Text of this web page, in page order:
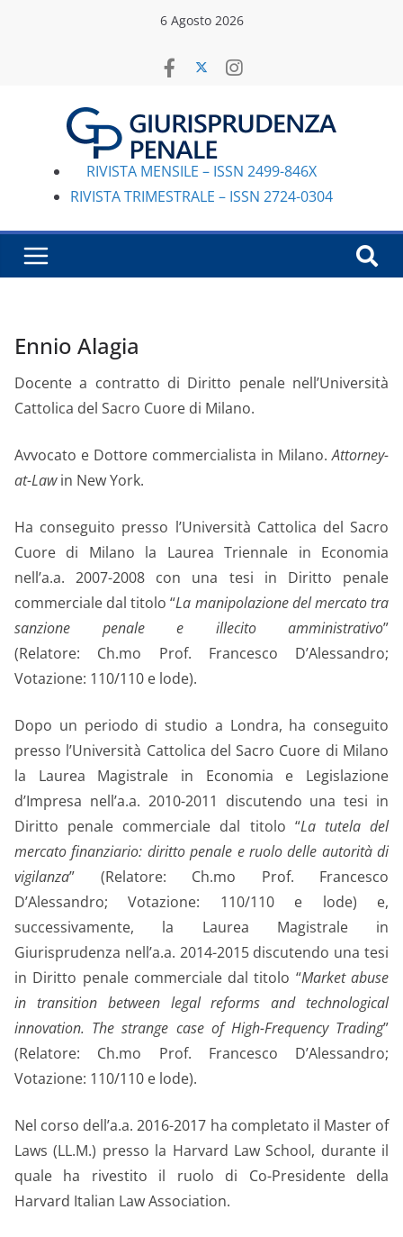
6 Agosto 2026
RIVISTA MENSILE – ISSN 2499-846X
RIVISTA TRIMESTRALE – ISSN 2724-0304
Ennio Alagia
Docente a contratto di Diritto penale nell’Università
Cattolica del Sacro Cuore di Milano.
Avvocato e Dottore commercialista in Milano.Attorney-
at-Lawin New York.
Ha conseguito presso l’Università Cattolica del Sacro
Cuore di Milano la Laurea Triennale in Economia
nell’a.a. 2007-2008 con una tesi in Diritto penale
commerciale dal titolo “La manipolazione del mercato tra
sanzione penale e illecito amministrativo”
(Relatore: Ch.mo Prof. Francesco D’Alessandro;
Votazione: 110/110 e lode).
Dopo un periodo di studio a Londra, ha conseguito
presso l’Università Cattolica del Sacro Cuore di Milano
la Laurea Magistrale in Economia e Legislazione
d’Impresa nell’a.a. 2010-2011 discutendo una tesi in
Diritto penale commerciale dal titolo “La tutela del
mercato finanziario: diritto penale e ruolo delle autorità di
vigilanza” (Relatore: Ch.mo Prof. Francesco
D’Alessandro; Votazione: 110/110 e lode) e,
successivamente, la Laurea Magistrale in
Giurisprudenza nell’a.a. 2014-2015 discutendo una tesi
in Diritto penale commerciale dal titolo “Market abuse
in transition between legal reforms and technological
innovation. The strange case of High-Frequency Trading”
(Relatore: Ch.mo Prof. Francesco D’Alessandro;
Votazione: 110/110 e lode).
Nel corso dell’a.a. 2016-2017 ha completato il Master of
Laws (LL.M.) presso la Harvard Law School, durante il
quale ha rivestito il ruolo di Co-Presidente della
Harvard Italian Law Association.